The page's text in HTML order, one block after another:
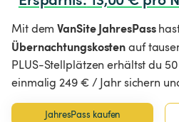
Mit demVanSite JahresPass
Übernachtungskostenauf
PLUS-Stellplätzen erhältst du
einmalig 249 € / Jahr sichern
JahresPass kaufen